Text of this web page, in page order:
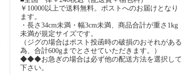
￥10000以上で送料無料。ポストへのお届けとなり
ます。
・長さ34cm未満・幅3cm未満、商品合計が重さ1kg
未満が規定サイズです。
（ジグの場合はポスト投函時の破損のおそれがある
為、合計600gまでとさせていただきます。）
◆◆◆お急ぎの場合は必ず他の配送方法を選択して
下さい。